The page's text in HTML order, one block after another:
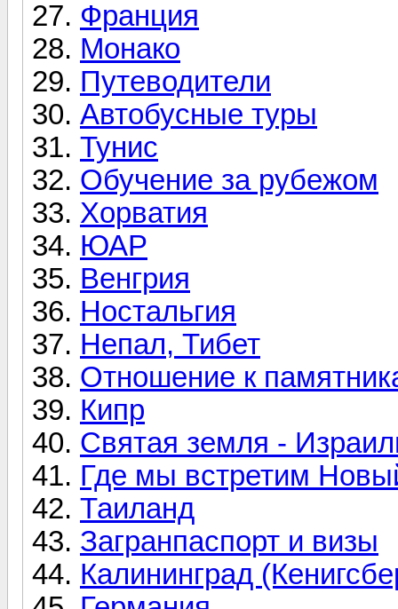
Франция
Монако
Путеводители
Автобусные туры
Тунис
Обучение за рубежом
Хорватия
ЮАР
Венгрия
Ностальгия
Непал, Тибет
Отношение к
Кипр
Святая земля -
Где мы встретим
Таиланд
Загранпаспорт и визы
Калининград